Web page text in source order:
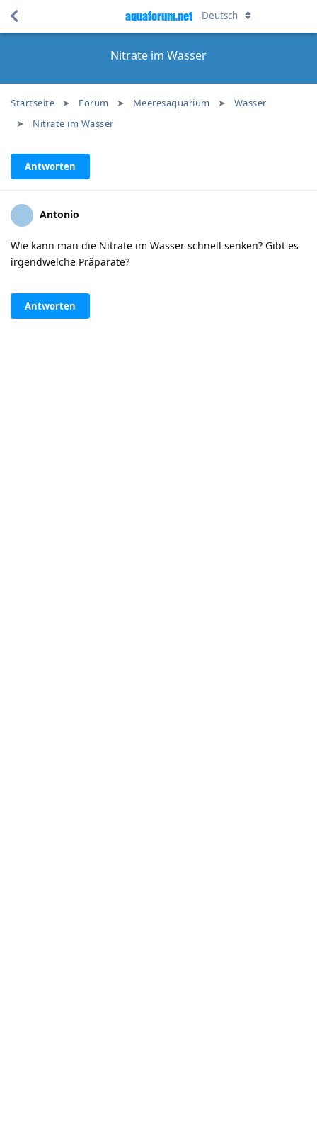
Nitrate im Wasser
Startseite Forum Meeresaquarium
Wasser
Nitrate im Wasser
aquaforum.net Deutsch
Antworten
Antonio
Wie kann man die Nitrate im Wasser schnell senken? Gibt es
irgendwelche Präparate?
Antworten